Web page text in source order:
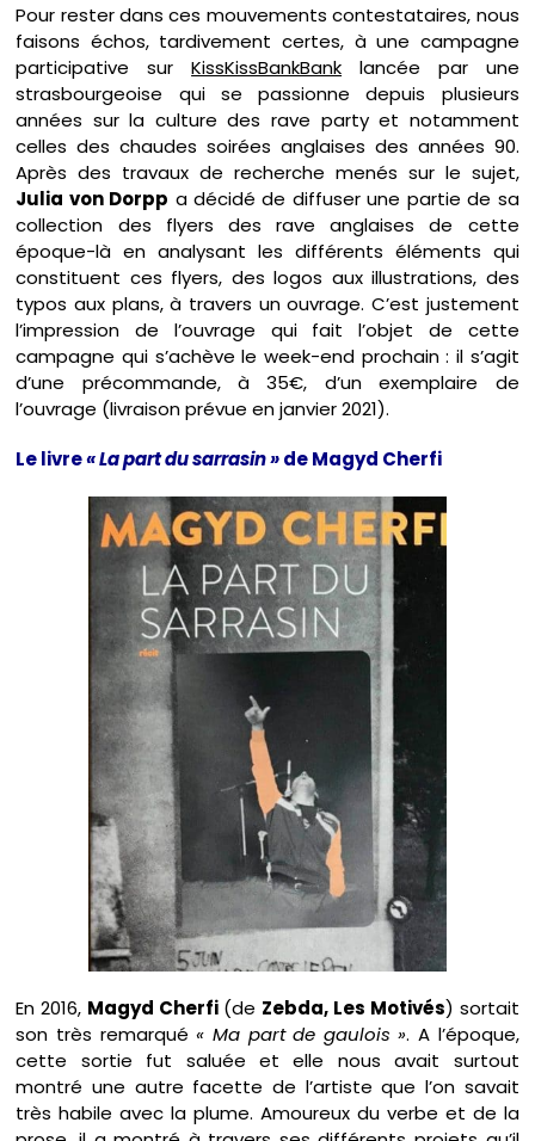
Pour rester dans ces mouvements contestataires, nous
faisons échos, tardivement certes, à une campagne
participative surKissKissBankBank lancée par une
strasbourgeoise qui se passionne depuis plusieurs
années sur la culture des rave party et notamment
celles des chaudes soirées anglaises des années 90.
Après des travaux de recherche menés sur le sujet,
Julia von Dorpp a décidé de diffuser une partie de sa
collection des flyers des rave anglaises de cette
époque-là en analysant les différents éléments qui
constituent ces flyers, des logos aux illustrations, des
typos aux plans, à travers un ouvrage. C’est justement
l’impression de l’ouvrage qui fait l’objet de cette
campagne qui s’achève le week-end prochain : il s’agit
d’une précommande, à 35€, d’un exemplaire de
l’ouvrage (livraison prévue en janvier 2021).
Le livre« La part du sarrasin »de Magyd Cherfi
En 2016, Magyd Cherfi(de Zebda, Les Motivés) sortait
son très remarqué« Ma part de gaulois ». A l’époque,
cette sortie fut saluée et elle nous avait surtout
montré une autre facette de l’artiste que l’on savait
très habile avec la plume. Amoureux du verbe et de la